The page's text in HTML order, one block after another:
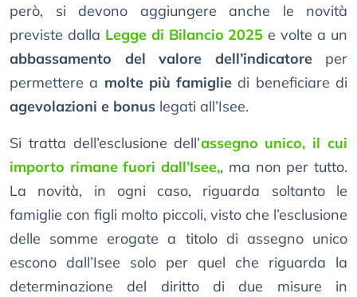
però, si devono aggiungere anche le novità
previste dalla Legge di Bilancio 2025 e volte a un
abbassamento del valore dell’indicatoreper
permettere a molte più famiglie di beneficiare di
agevolazioni e bonus legati all’Isee.
Si tratta dell’esclusione dell’assegno unico, il cui
importo rimane fuori dall’Isee,, ma non per tutto.
La novità, in ogni caso, riguarda soltanto le
famiglie con figli molto piccoli, visto che l’esclusione
delle somme erogate a titolo di assegno unico
escono dall’Isee solo per quel che riguarda la
determinazione del diritto di due misure in